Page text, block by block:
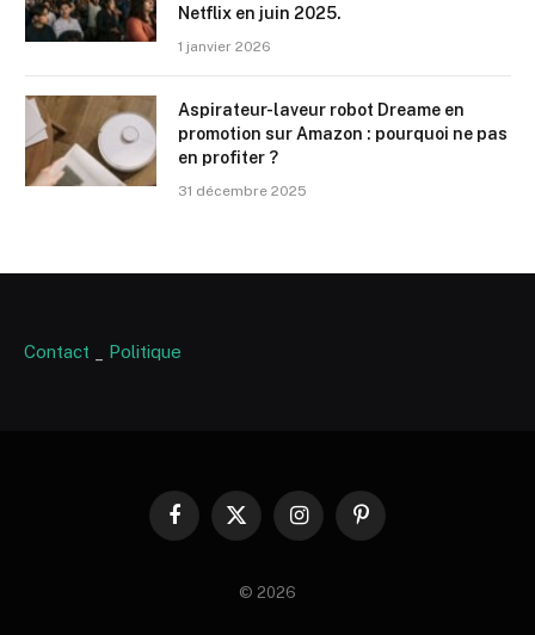
Netflix en juin 2025.
1 janvier 2026
Aspirateur-laveur robot Dreame en
promotion sur Amazon : pourquoi ne pas
en profiter ?
31 décembre 2025
Contact Politique
Facebook
X
InstagramPinterest
© 2026